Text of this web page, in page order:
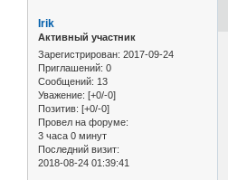
Irik
Активный участник
Зарегистрирован: 2017-09-24
Приглашений: 0
Сообщений: 13
Уважение: [+0/-0]
Позитив: [+0/-0]
Провел на форуме:
3 часа 0 минут
Последний визит:
2018-08-24 01:39:41